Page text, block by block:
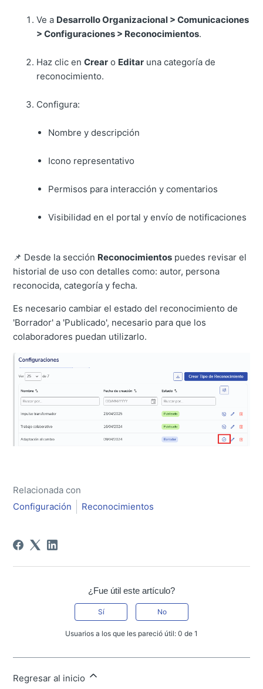
Ve a Desarrollo Organizacional > Comunicaciones
> Configuraciones > Reconocimientos.
Haz clic enCrear o Editar una categoría de
reconocimiento.
Configura:
Nombre y descripción
Icono representativo
Permisos para interacción y comentarios
Visibilidad en el portal y envío de notificaciones
📌 Desde la sección Reconocimientos puedes revisar el
historial de uso con detalles como: autor, persona
reconocida, categoría y fecha.
Es necesario cambiar el estado del reconocimiento de
'Borrador' a 'Publicado', necesario para que los
colaboradores puedan utilizarlo.
Relacionada con
Configuración
Reconocimientos
¿Fue útil este artículo?
Sí No
Usuarios a los que les pareció útil: 0 de 1
Regresar al inicio